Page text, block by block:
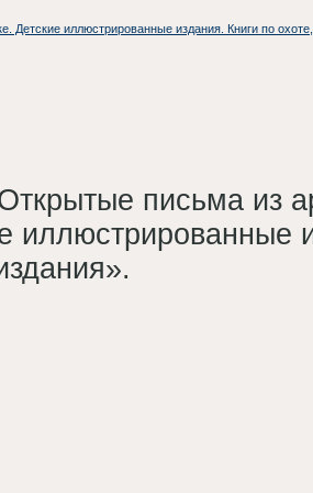
иллюстрированные издания. Книги по охоте,
письма из
иллюстрированные